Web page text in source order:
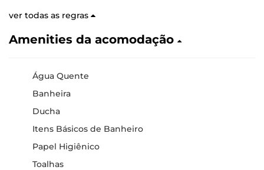
ver todas as regras
Amenities da acomodação
Água Quente
Banheira
Ducha
Itens Básicos de Banheiro
Papel Higiênico
Toalhas